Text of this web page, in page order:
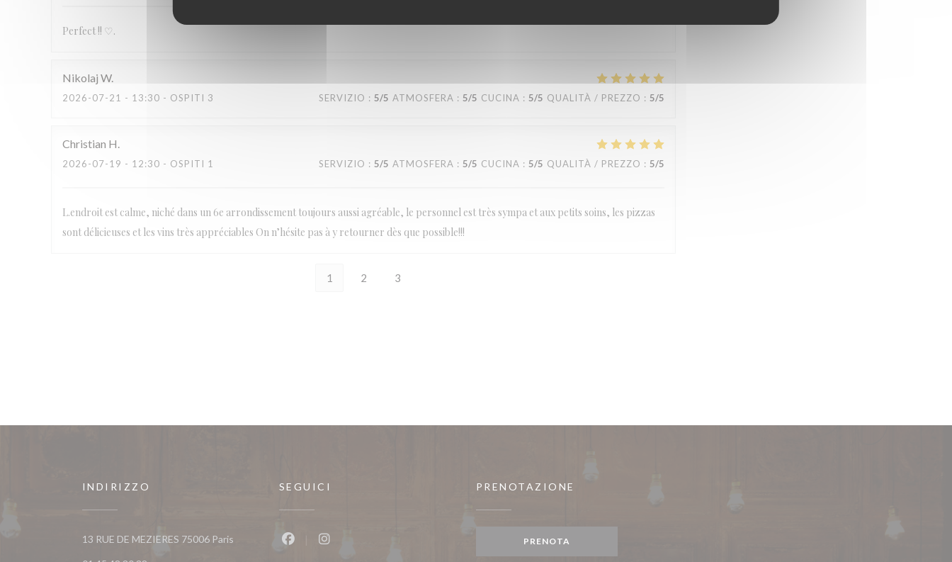
Perfect !! ♡.
Nikolaj W
2026-07-21 - 13:30 - OSPITI 3 SERVIZIO : 5/5 ATMOSFERA : 5/5 CUCINA : 5/5 QUALITÀ / PREZZO : 5/5
Christian H
2026-07-19 - 12:30 - OSPITI 1 SERVIZIO : 5/5 ATMOSFERA : 5/5 CUCINA : 5/5 QUALITÀ / PREZZO : 5/5
L.endroit est calme, niché dans un 6e arrondissement toujours aussi agréable, le personnel est très sympa et aux petits soins, les pizzas
sont délicieuses et les vins très appréciables On n’hésite pas à y retourner dès que possible!!!
1 2 3
INDIRIZZO
13 RUE DE MEZIERES 75006 Paris((apre una nuova finestra))
SEGUICI PRENOTAZIONE
PRENOTA